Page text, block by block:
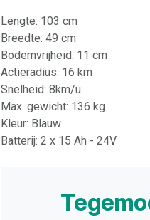
Lengte: 103 cm
Breedte: 49 cm
Bodemvrijheid: 11 cm
Actieradius: 16 km
Snelheid: 8km/u
Max. gewicht: 136 kg
Kleur: Blauw
Batterij: 2 x 15 Ah - 24V